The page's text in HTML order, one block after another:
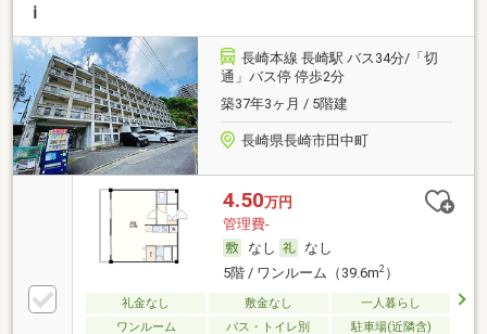
ｉ
長崎本線 長崎駅 バス34分/「切
通」バス停 停歩2分
築37年3ヶ月 / 5階建
長崎県長崎市田中町
4.50万円
管理費-
なし
なし
5階 / ワンルーム（39.6m2）
礼金なし 敷金なし
一人暮らし
ワンルーム
バス・トイレ別 駐車場(近隣含)